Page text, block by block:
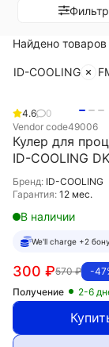
Найдено
ID-COOLING
4.6
0
Vendor code49006
Кулер для
ID-COOLING
Бренд: ID-COOLING
Гарантия: 12 мес.
В наличии
We'll charge +2
-
570₽
300 ₽
Получение 2-6